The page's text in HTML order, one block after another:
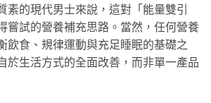
素的現代男士來說，這對「能量雙引
嘗試的營養補充思路。當然，任何營養
飲食、規律運動與充足睡眠的基礎之
於生活方式的全面改善，而非單一產品